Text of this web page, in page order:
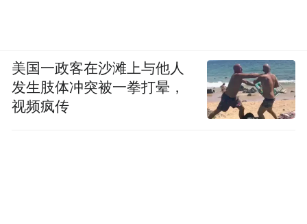
美国一政客在沙滩上与他人
发生肢体冲突被一拳打晕，
视频疯传